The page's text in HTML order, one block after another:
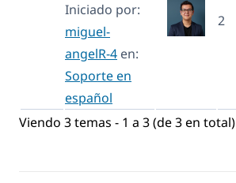
Iniciado por:
miguel-
angelR-4 en:
Soporte en
español
2
Viendo 3 temas - 1 a 3 (de 3 en total)